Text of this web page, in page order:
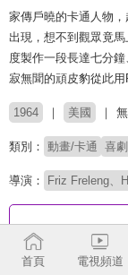
家傳戶曉的卡通人物
出現，想不到觀眾竟
度製作一段長達七分
寂無聞的頑皮豹從此用
1964 美國
類別： 動畫/卡通 喜劇
導演： Friz Freleng、
首頁 電視頻道